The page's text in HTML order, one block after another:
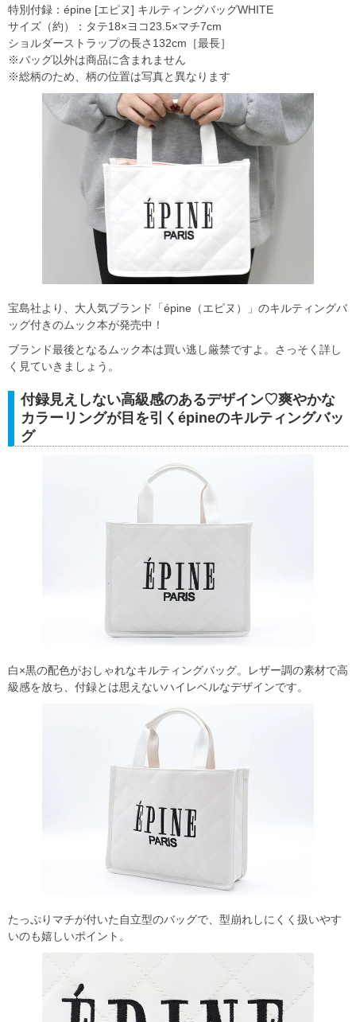
特別付録：épine [エピヌ] キルティングバッグWHITE
サイズ（約）：タテ18×ヨコ23.5×マチ7cm
ショルダーストラップの長さ132cm［最長］
※バッグ以外は商品に含まれません
※総柄のため、柄の位置は写真と異なります
宝島社より、大人気ブランド「épine（エピヌ）」のキルティングバ
ッグ付きのムック本が発売中！
ブランド最後となるムック本は買い逃し厳禁ですよ。さっそく詳し
く見ていきましょう。
付録見えしない高級感のあるデザイン♡爽やかな
カラーリングが目を引くépineのキルティングバッ
グ
白×黒の配色がおしゃれなキルティングバッグ。レザー調の素材で高
級感を放ち、付録とは思えないハイレベルなデザインです。
たっぷりマチが付いた自立型のバッグで、型崩れしにくく扱いやす
いのも嬉しいポイント。